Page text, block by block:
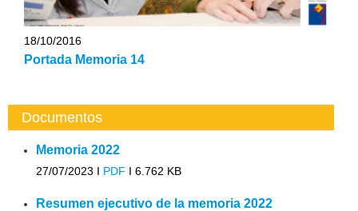
18/10/2016
Portada Memoria 14
Documentos
Memoria 2022
27/07/2023 I PDF I 6.762 KB
Resumen ejecutivo de la memoria 2022